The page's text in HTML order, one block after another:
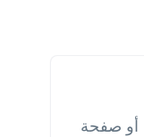
يفتح ملف تعريف Duolingo أو صفحة